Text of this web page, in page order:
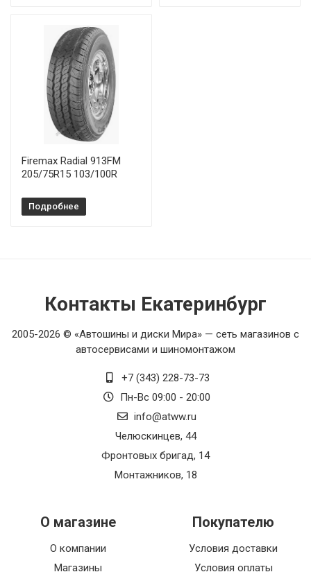
Firemax Radial 913FM
205/75R15 103/100R
Подробнее
Контакты Екатеринбург
2005-2026 © «Автошины и диски Мира» — сеть магазинов с
автосервисами и шиномонтажом
+7 (343) 228-73-73
Пн-Вс 09:00 - 20:00
info@atww.ru
Челюскинцев, 44
Фронтовых бригад, 14
Монтажников, 18
О магазине
О компании
Магазины
Покупателю
Условия доставки
Условия оплаты